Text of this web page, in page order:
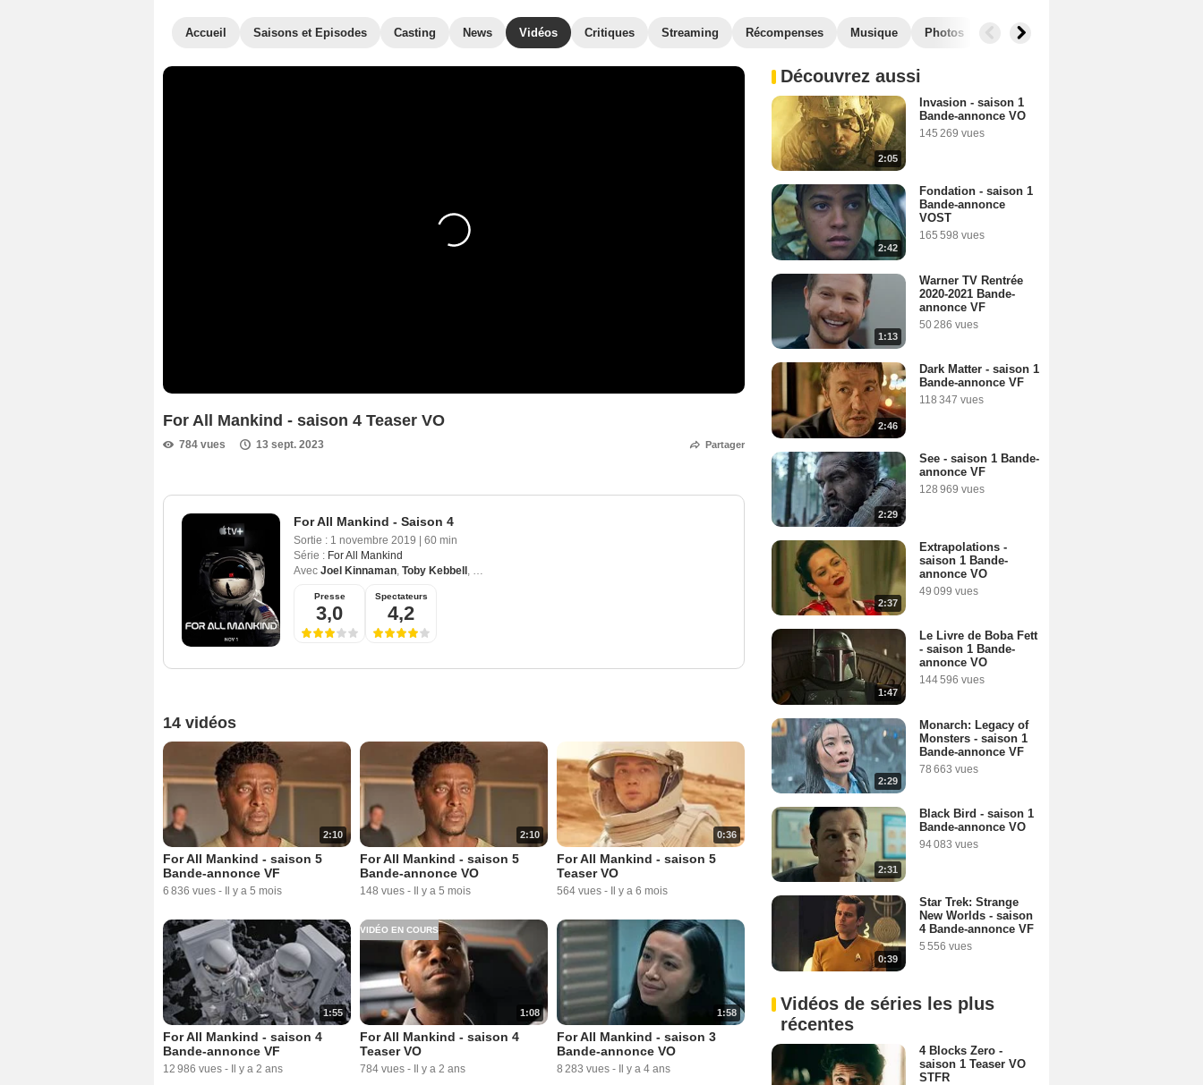
Accueil Saisons et Episodes Casting News Vidéos Critiques Streaming Récompenses Musique Photos Séries similaires
For All Mankind - saison 4 Teaser VO
784 vues 13 sept. 2023 Partager
For All Mankind - Saison 4
Sortie : 1 novembre 2019
60 min
Série : For All Mankind
Avec Joel Kinnaman, Toby Kebbell , Krys Marshall
Presse
3,0
Spectateurs
4,2
14 vidéos
2:10
For All Mankind - saison 5
Bande-annonce VF
6 836 vues - Il y a 5 mois
2:10
For All Mankind - saison 5
Bande-annonce VO
148 vues - Il y a 5 mois
0:36
For All Mankind - saison 5
Teaser VO
564 vues - Il y a 6 mois
1:55
For All Mankind - saison 4
Bande-annonce VF
12 986 vues - Il y a 2 ans
1:08
VIDÉO EN COURS
For All Mankind - saison 4
Teaser VO
784 vues - Il y a 2 ans
1:58
For All Mankind - saison 3
Bande-annonce VO
8 283 vues - Il y a 4 ans
Découvrez aussi
2:05
Invasion - saison 1
Bande-annonce VO
145 269 vues
2:42
Fondation - saison 1
Bande-annonce
VOST
165 598 vues
1:13
Warner TV Rentrée
2020-2021 Bande-
annonce VF
50 286 vues
2:46
Dark Matter - saison 1
Bande-annonce VF
118 347 vues
2:29
See - saison 1 Bande-
annonce VF
128 969 vues
2:37
Extrapolations -
saison 1 Bande-
annonce VO
49 099 vues
1:47
Le Livre de Boba Fett
- saison 1 Bande-
annonce VO
144 596 vues
2:29
Monarch: Legacy of
Monsters - saison 1
Bande-annonce VF
78 663 vues
2:31
Black Bird - saison 1
Bande-annonce VO
94 083 vues
0:39
Star Trek: Strange
New Worlds - saison
4 Bande-annonce VF
5 556 vues
Vidéos de séries les plus
récentes
4 Blocks Zero -
saison 1 Teaser VO
STFR